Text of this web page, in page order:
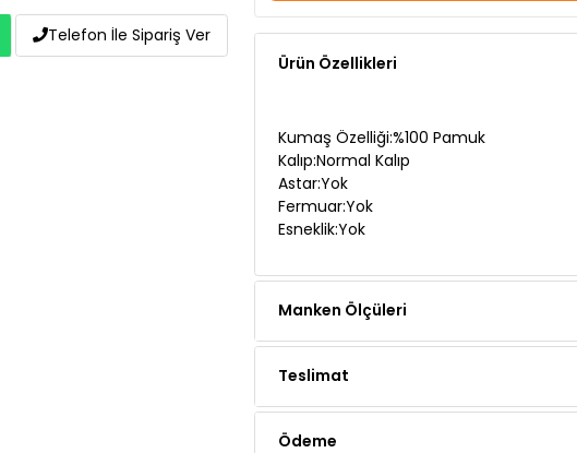
Telefon İle Sipariş Ver
Ürün Özellikleri
Astar:Yok
Fermuar:Yok
Esneklik:Yok